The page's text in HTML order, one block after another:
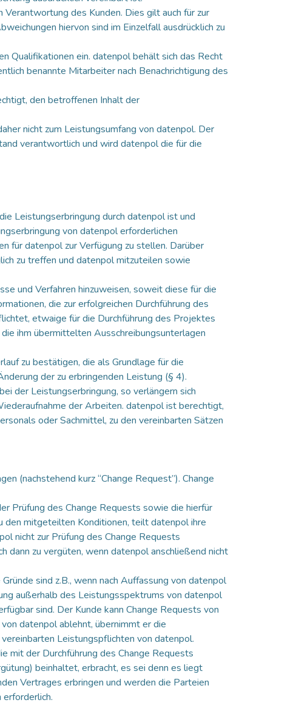
des Kunden. Dies gilt auch für zur
hiervon sind im Einzelfall ausdrücklich zu
Qualifikationen ein. datenpol behält sich das Recht
benannte Mitarbeiter nach Benachrichtigung des
den betroffenen Inhalt der
nicht zum Leistungsumfang von datenpol. Der
verantwortlich und wird datenpol die für die
Leistungserbringung durch datenpol ist und
von datenpol erforderlichen
für datenpol zur Verfügung zu stellen. Darüber
zu treffen und datenpol mitzuteilen sowie
und Verfahren hinzuweisen, soweit diese für die
die zur erfolgreichen Durchführung des
etwaige für die Durchführung des Projektes
ihm übermittelten Ausschreibungsunterlagen
zu bestätigen, die als Grundlage für die
der zu erbringenden Leistung (§ 4).
der Leistungserbringung, so verlängern sich
der Arbeiten. datenpol ist berechtigt,
oder Sachmittel, zu den vereinbarten Sätzen
(nachstehend kurz “Change Request”). Change
Prüfung des Change Requests sowie die hierfür
den mitgeteilten Konditionen, teilt datenpol ihre
nicht zur Prüfung des Change Requests
dann zu vergüten, wenn datenpol anschließend nicht
sind z.B., wenn nach Auffassung von datenpol
außerhalb des Leistungsspektrums von datenpol
sind. Der Kunde kann Change Requests von
datenpol ablehnt, übernimmt er die
Leistungspflichten von datenpol.
mit der Durchführung des Change Requests
beinhaltet, erbracht, es sei denn es liegt
Vertrages erbringen und werden die Parteien